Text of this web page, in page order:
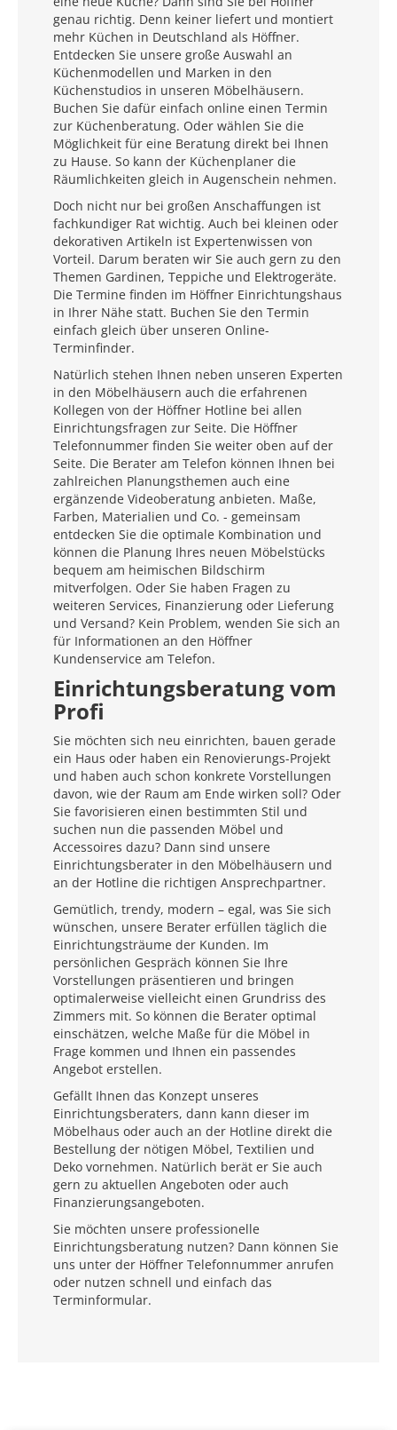
genau richtig. Denn keiner liefert und montiert
mehr Küchen in Deutschland als Höffner.
Entdecken Sie unsere große Auswahl an
Küchenmodellen und Marken in den
Küchenstudios in unseren Möbelhäusern.
Buchen Sie dafür einfach online einen Termin
zur Küchenberatung. Oder wählen Sie die
Möglichkeit für eine Beratung direkt bei Ihnen
zu Hause. So kann der Küchenplaner die
Räumlichkeiten gleich in Augenschein nehmen.
Doch nicht nur bei großen Anschaffungen ist
fachkundiger Rat wichtig. Auch bei kleinen oder
dekorativen Artikeln ist Expertenwissen von
Vorteil. Darum beraten wir Sie auch gern zu den
Themen Gardinen, Teppiche und Elektrogeräte.
Die Termine finden im Höffner Einrichtungshaus
in Ihrer Nähe statt. Buchen Sie den Termin
einfach gleich über unseren Online-
Terminfinder.
Natürlich stehen Ihnen neben unseren Experten
in den Möbelhäusern auch die erfahrenen
Kollegen von der Höffner Hotline bei allen
Einrichtungsfragen zur Seite. Die Höffner
Telefonnummer finden Sie weiter oben auf der
Seite. Die Berater am Telefon können Ihnen bei
zahlreichen Planungsthemen auch eine
ergänzende Videoberatung anbieten. Maße,
Farben, Materialien und Co. - gemeinsam
entdecken Sie die optimale Kombination und
können die Planung Ihres neuen Möbelstücks
bequem am heimischen Bildschirm
mitverfolgen. Oder Sie haben Fragen zu
weiteren Services, Finanzierung oder Lieferung
und Versand? Kein Problem, wenden Sie sich an
für Informationen an den Höffner
Kundenservice am Telefon.
Einrichtungsberatung vom
Profi
Sie möchten sich neu einrichten, bauen gerade
ein Haus oder haben ein Renovierungs-Projekt
und haben auch schon konkrete Vorstellungen
davon, wie der Raum am Ende wirken soll? Oder
Sie favorisieren einen bestimmten Stil und
suchen nun die passenden Möbel und
Accessoires dazu? Dann sind unsere
Einrichtungsberater in den Möbelhäusern und
an der Hotline die richtigen Ansprechpartner.
Gemütlich, trendy, modern – egal, was Sie sich
wünschen, unsere Berater erfüllen täglich die
Einrichtungsträume der Kunden. Im
persönlichen Gespräch können Sie Ihre
Vorstellungen präsentieren und bringen
optimalerweise vielleicht einen Grundriss des
Zimmers mit. So können die Berater optimal
einschätzen, welche Maße für die Möbel in
Frage kommen und Ihnen ein passendes
Angebot erstellen.
Gefällt Ihnen das Konzept unseres
Einrichtungsberaters, dann kann dieser im
Möbelhaus oder auch an der Hotline direkt die
Bestellung der nötigen Möbel, Textilien und
Deko vornehmen. Natürlich berät er Sie auch
gern zu aktuellen Angeboten oder auch
Finanzierungsangeboten.
Sie möchten unsere professionelle
Einrichtungsberatung nutzen? Dann können Sie
uns unter der Höffner Telefonnummer anrufen
oder nutzen schnell und einfach das
Terminformular.